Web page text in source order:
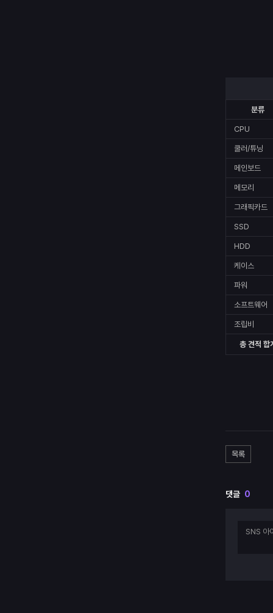
분류
CPU
쿨러/튜닝
메인보드
메모리
그래픽카드
SSD
HDD
케이스
파워
소프트웨어
조립비
총 견적 합
목록
댓글 0